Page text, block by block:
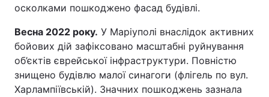
осколками пошкоджено фасад будівлі.
Весна 2022 року. У Маріуполі внаслідок активних
бойових дій зафіксовано масштабні руйнування
об’єктів єврейської інфраструктури. Повністю
знищено будівлю малої синагоги (флігель по вул.
Харлампіївській). Значних пошкоджень зазнала